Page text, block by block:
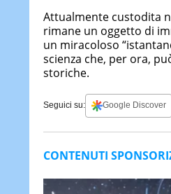
Attualmente custodita
rimane un oggetto di
un miracoloso
scienza che, per ora,
storiche.
Seguici su: Google Discover